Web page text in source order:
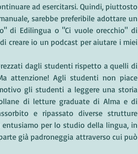
ad esercitarsi. Quindi, piuttosto
sarebbe preferibile adottare un
di Edilingua o "Ci vuole orecchio" di
creare io un podcast per aiutare i miei
dagli studenti rispetto a quelli di
attenzione! Agli studenti non piace
gli studenti a leggere una storia
di letture graduate di Alma e di
e ripassato diverse strutture
per lo studio della lingua, in
già padroneggia attraverso cui può